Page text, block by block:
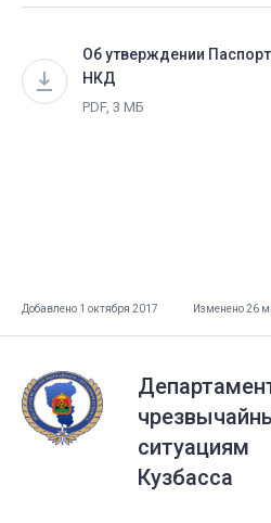
Об утверждении
НКД
PDF, 3 МБ
Добавлено 1 октября 2017 Изменено 26
ситуациям
Кузбасса